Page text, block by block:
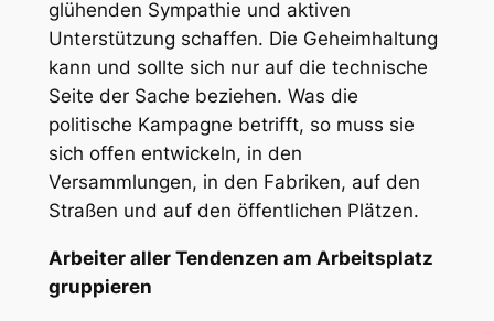
glühenden Sympathie und aktiven
Unterstützung schaffen. Die Geheimhaltung
kann und sollte sich nur auf die technische
Seite der Sache beziehen. Was die
politische Kampagne betrifft, so muss sie
sich offen entwickeln, in den
Versammlungen, in den Fabriken, auf den
Straßen und auf den öffentlichen Plätzen.
Arbeiter aller Tendenzen am Arbeitsplatz
gruppieren